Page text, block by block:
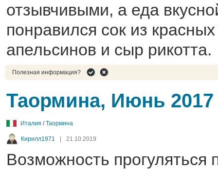
отзывчивыми, а еда
понравился сок из
апельсинов и сыр рикотта.
Полезная информация?
Таормина, Июнь 2017
Италия /Таормина
Кирилл1971 21.10.2019
Возможность прогуляться